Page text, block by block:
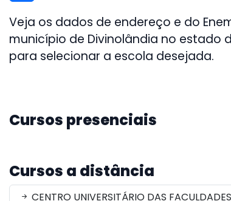
Veja os dados de endereço e do
município de Divinolândia no estado
para selecionar a escola desejada.
Cursos presenciais
Cursos a distância
CENTRO UNIVERSITÁRIO DAS